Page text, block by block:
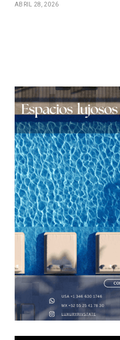
ABRIL 28, 2026